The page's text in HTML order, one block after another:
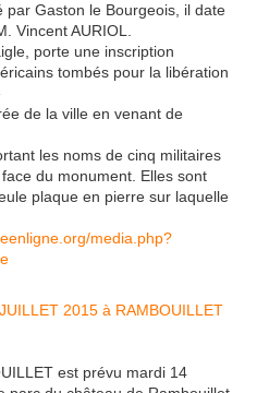
Gaston le Bourgeois, il date
Vincent AURIOL.
porte une inscription
tombés pour la libération
de la ville en venant de
les noms de cinq militaires
du monument. Elles sont
plaque en pierre sur laquelle
media.php?
est prévu mardi 14